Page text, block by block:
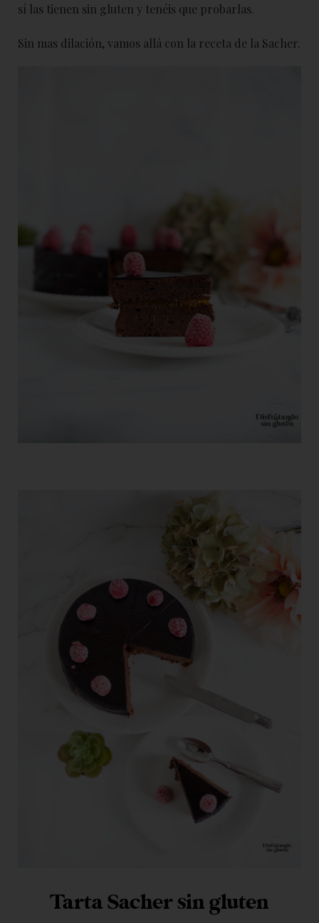
sí las tienen sin gluten y tenéis que probarlas.
Sin mas dilación, vamos allá con la receta de la Sacher.
Tarta Sacher sin gluten